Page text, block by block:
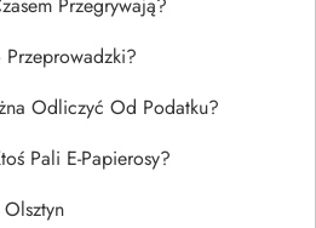
Odliczyć Od Podatku?
Pali E-Papierosy?